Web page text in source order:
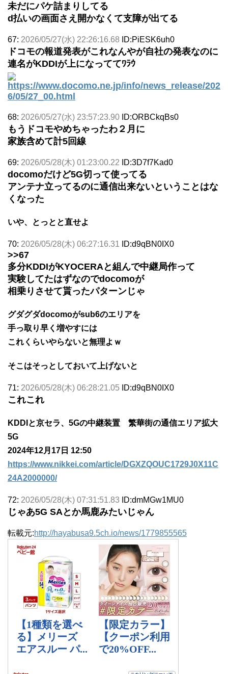
未だにパケ詰まりしてる
d払いの画面さえ開かなくて支障が出てる
67: 2026/05/27(水) 22:26:16.68 ID:PiESK6uh0
ドコモの報道発表がこれなんやが自社の発表なのに
連名がKDDIが上になっててﾜﾗｳ
https://www.docomo.ne.jp/info/news_release/202
6/05/27_00.html
68: 2026/05/27(水) 23:57:23.90 ID:ORBCkqBs0
もうドコモやめちゃったわ２月に
家族含めて計5回線
69: 2026/05/28(木) 01:23:00.22 ID:3D7f7Kad0
docomoだけど5G切って使ってる
アンテナ立ってるのに通信出来ないということはな
くなった
いや、とっとと直せよ
70: 2026/05/28(木) 06:27:16.31 ID:d9qBN0IX0
>>67
多分KDDIがKYOCERAと組んで中継局作って
実験してたはずなのでdocomoが
相乗りさせて貰ったパターンじゃ
グダグダdocomoがsub6のエリアを
手っ取り早く増やすには
これくらいやらないと無理よｗ
そこはそっとしておいて上げないと
71: 2026/05/28(木) 06:28:21.05 ID:d9qBN0IX0
これこれ
KDDIと京セラ、5Gの中継装置 繁華街の通信エリア拡大
5G
2024年12月17日 12:50
https://www.nikkei.com/article/DGXZQOUC1729J0X11C
24A2000000/
72: 2026/05/28(木) 07:31:51.83 ID:dmMGw1MU0
じゃあ5G SAとか馬鹿みたいじゃん
転載元:http://hayabusa9.5ch.io/news/1779855565